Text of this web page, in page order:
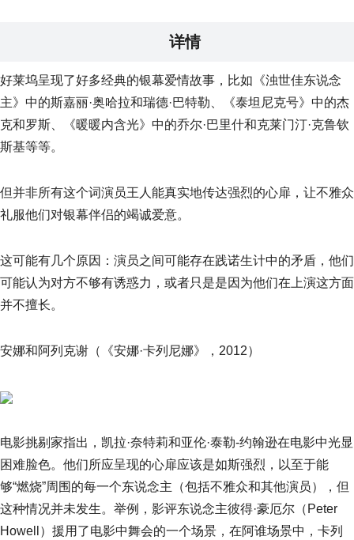
详情
好莱坞呈现了好多经典的银幕爱情故事，比如《浊世佳东说念
主》中的斯嘉丽·奥哈拉和瑞德·巴特勒、《泰坦尼克号》中的杰
克和罗斯、《暖暖内含光》中的乔尔·巴里什和克莱门汀·克鲁钦
斯基等等。
但并非所有这个词演员王人能真实地传达强烈的心扉，让不雅众
礼服他们对银幕伴侣的竭诚爱意。
这可能有几个原因：演员之间可能存在践诺生计中的矛盾，他们
可能认为对方不够有诱惑力，或者只是是因为他们在上演这方面
并不擅长。
安娜和阿列克谢（《安娜·卡列尼娜》，2012）
电影挑剔家指出，凯拉·奈特莉和亚伦·泰勒-约翰逊在电影中光显
困难脸色。他们所应呈现的心扉应该是如斯强烈，以至于能
够“燃烧”周围的每一个东说念主（包括不雅众和其他演员），但
这种情况并未发生。举例，影评东说念主彼得·豪厄尔（Peter
Howell）援用了电影中舞会的一个场景，在阿谁场景中，卡列